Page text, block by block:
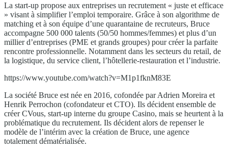
La start-up propose aux entreprises un recrutement « juste et efficace
» visant à simplifier l’emploi temporaire. Grâce à son algorithme de
matching et à son équipe d’une quarantaine de recruteurs, Bruce
accompagne 500 000 talents (50/50 hommes/femmes) et plus d’un
millier d’entreprises (PME et grands groupes) pour créer la parfaite
rencontre professionnelle. Notamment dans les secteurs du retail, de
la logistique, du service client, l’hôtellerie-restauration et l’industrie.
https://www.youtube.com/watch?v=M1p1fknM83E
La société Bruce est née en 2016, cofondée par Adrien Moreira et
Henrik Perrochon (cofondateur et CTO). Ils décident ensemble de
créer CVous, start-up interne du groupe Casino, mais se heurtent à la
problématique du recrutement. Ils décident alors de repenser le
modèle de l’intérim avec la création de Bruce, une agence
totalement dématérialisée.